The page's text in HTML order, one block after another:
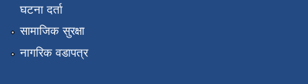
घटना दर्ता
सामाजिक सुरक्षा
नागरिक वडापत्र